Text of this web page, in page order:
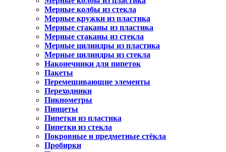
Мерные колбы из стекла
Мерные кружки из пластика
Мерные стаканы из пластика
Мерные стаканы из стекла
Мерные цилиндры из пластика
Мерные цилиндры из стекла
Наконечники для пипеток
Пакеты
Перемешивающие элементы
Переходники
Пикнометры
Пинцеты
Пипетки из пластика
Пипетки из стекла
Покровные и предметные стёкла
Пробирки